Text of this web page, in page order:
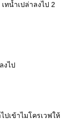
ทน้ำเปล่าลงไป 2
งไป
เข้าไมโครเวฟให้